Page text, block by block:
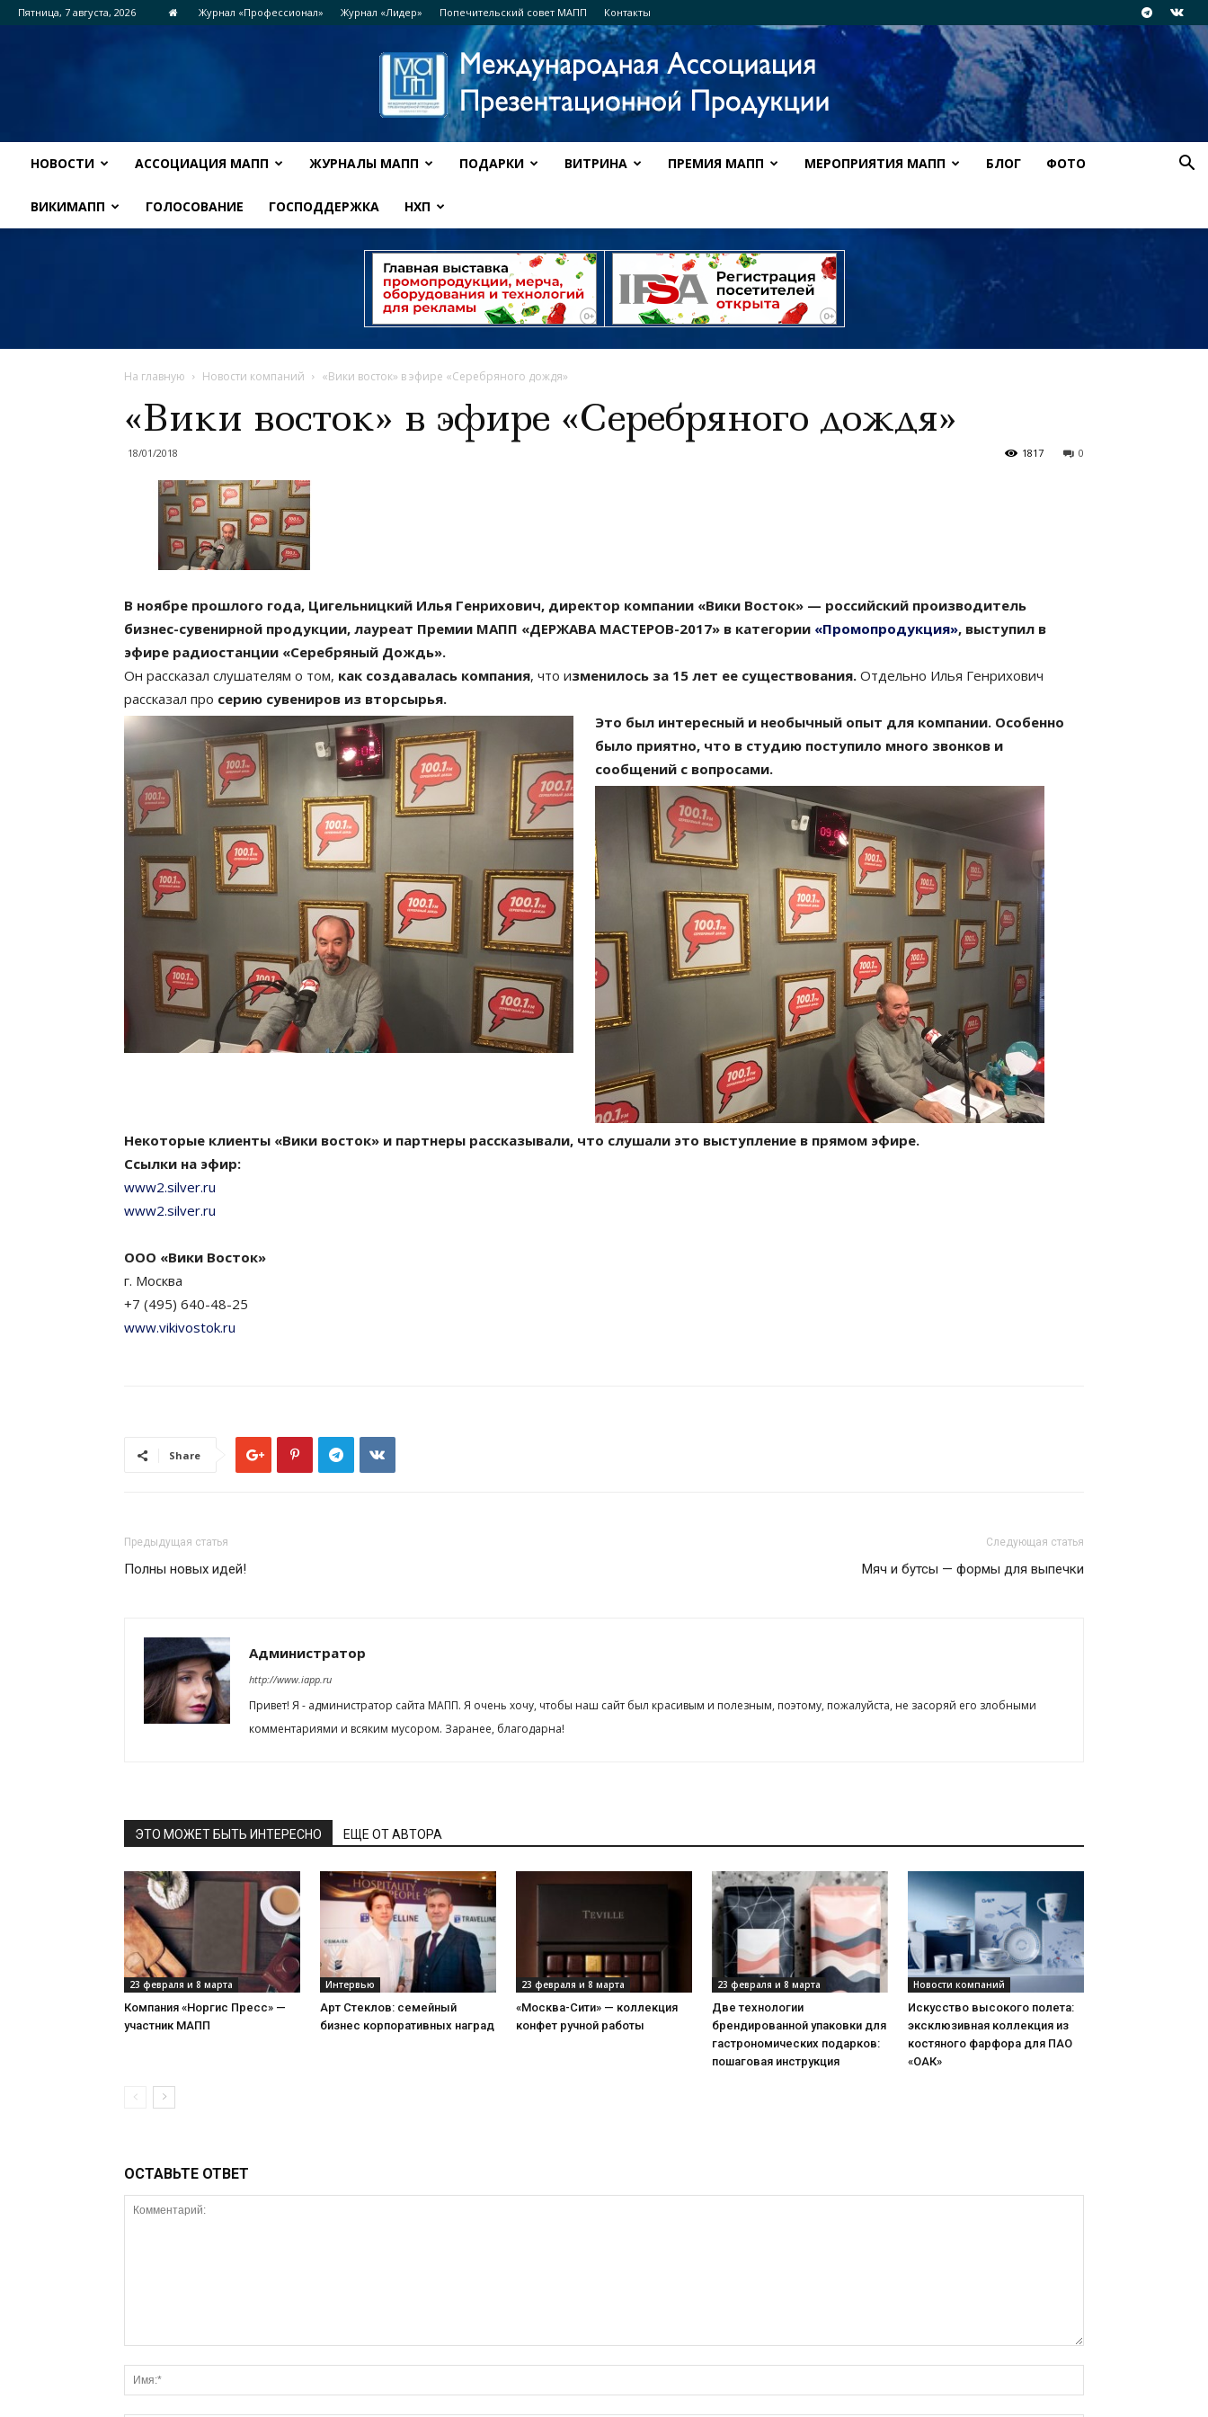
Пятница, 7 августа, 2026 Журнал «Профессионал» Журнал «Лидер» Попечительский совет МАПП Контакты
НОВОСТИ АССОЦИАЦИЯ МАПП ЖУРНАЛЫ МАПП ПОДАРКИ ВИТРИНА ПРЕМИЯ МАПП МЕРОПРИЯТИЯ МАПП БЛОГ ФОТО
ВИКИМАПП ГОЛОСОВАНИЕ ГОСПОДДЕРЖКА НХП
На главную Новости компаний «Вики восток» в эфире «Серебряного дождя»
«Вики восток» в эфире «Серебряного дождя»
18/01/2018 0
1817
В ноябре прошлого года, Цигельницкий Илья Генрихович, директор компании «Вики Восток» — российский производитель
бизнес-сувенирной продукции, лауреат Премии МАПП «ДЕРЖАВА МАСТЕРОВ-2017» в категории «Промопродукция», выступил в
эфире радиостанции «Серебряный Дождь».
Он рассказал слушателям о том, как создавалась компания, что изменилось за 15 лет ее существования. Отдельно Илья Генрихович
рассказал про серию сувениров из вторсырья.
Это был интересный и необычный опыт для компании. Особенно
было приятно, что в студию поступило много звонков и
сообщений с вопросами.
Некоторые клиенты «Вики восток» и партнеры рассказывали, что слушали это выступление в прямом эфире.
Ссылки на эфир:
www2.silver.ru
www2.silver.ru
ООО «Вики Восток»
г. Москва
+7 (495) 640-48-25
www.vikivostok.ru
Share
Предыдущая статья
Полны новых идей!
Следующая статья
Мяч и бутсы — формы для выпечки
Администратор
http://www.iapp.ru
Привет! Я - администратор сайта МАПП. Я очень хочу, чтобы наш сайт был красивым и полезным, поэтому, пожалуйста, не засоряй его злобными
комментариями и всяким мусором. Заранее, благодарна!
ЭТО МОЖЕТ БЫТЬ ИНТЕРЕСНО ЕЩЕ ОТ АВТОРА
23 февраля и 8 марта
Компания «Норгис Пресс» —
участник МАПП
Интервью
Арт Стеклов: семейный
бизнес корпоративных наград
23 февраля и 8 марта
«Москва-Сити» — коллекция
конфет ручной работы
23 февраля и 8 марта
Две технологии
брендированной упаковки для
гастрономических подарков:
пошаговая инструкция
Новости компаний
Искусство высокого полета:
эксклюзивная коллекция из
костяного фарфора для ПАО
«ОАК»
ОСТАВЬТЕ ОТВЕТ